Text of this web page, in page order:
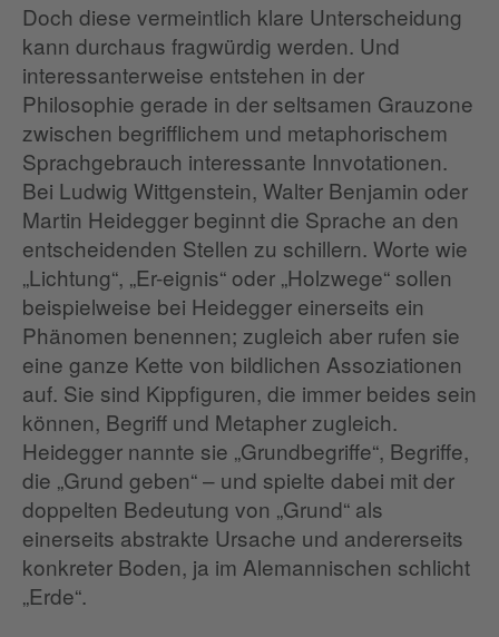
Doch diese vermeintlich klare Unterscheidung
kann durchaus fragwürdig werden. Und
interessanterweise entstehen in der
Philosophie gerade in der seltsamen Grauzone
zwischen begrifflichem und metaphorischem
Sprachgebrauch interessante Innvotationen.
Bei Ludwig Wittgenstein, Walter Benjamin oder
Martin Heidegger beginnt die Sprache an den
entscheidenden Stellen zu schillern. Worte wie
„Lichtung“, „Er-eignis“ oder „Holzwege“ sollen
beispielweise bei Heidegger einerseits ein
Phänomen benennen; zugleich aber rufen sie
eine ganze Kette von bildlichen Assoziationen
auf. Sie sind Kippfiguren, die immer beides sein
können, Begriff und Metapher zugleich.
Heidegger nannte sie „Grundbegriffe“, Begriffe,
die „Grund geben“ – und spielte dabei mit der
doppelten Bedeutung von „Grund“ als
einerseits abstrakte Ursache und andererseits
konkreter Boden, ja im Alemannischen schlicht
„Erde“.